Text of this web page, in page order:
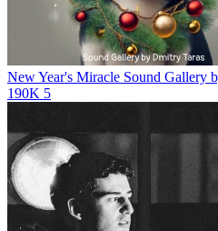
New Year's Miracle Sound Gallery
190K 5